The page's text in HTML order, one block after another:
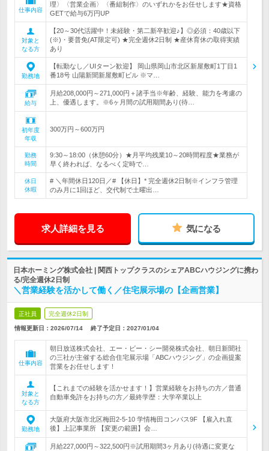
仕事内容
理〉〈営業企画〉〈番組制作〉のいずれかをお任せします★資格
GETで給与6万円UP
対象と
なる方
【20～30代活躍中！未経験・第二新卒歓迎♪】◎必須：40歳以下
(※)・要普免(AT限定可) ★完全週休2日制 ★産休育休の取得実績
あり
勤務地
【転勤なし／UIターン歓迎】 岡山県岡山市北区新屋敷町1丁目1
番18号 山陽新聞新屋敷町ビル ※マ…
給与
月給208,000円～271,000円＋諸手当※年齢、経験、能力を考慮の
上、優遇します。※6ヶ月間の試用期間あり(待…
初年度
年収
300万円～600万円
勤務
時間
9:30～18:00（休憩60分）★月平均残業10～20時間程度★業務が
早く終われば、なるべく定時で…
休日
休暇
# ＼年間休日120日／# 【休日】* 完全週休2日制※インフラ管理
のみ月に1回ほど、交代制で土曜出…
求人詳細を見る 気になる
日本ホーミング株式会社 | 関西トップクラスのシェアABCハウジングに携わ
る/完全週休2日制
＼営業経験を活かして働く／住宅展示場の【企画営業】
正社員 完全週休2日制
情報更新日：2026/07/14 終了予定日： 2027/01/04
仕事内容
朝日放送株式会社、エー・ビー・シー開発株式会社、朝日新聞社
の三社が主催する総合住宅展示場「ABCハウジング」の企画提案
営業をお任せします！
対象と
なる方
【これまでの経験を活かせます！】営業経験をお持ちの方／普通
自動車免許をお持ちの方／最終学歴：大学卒業以上
勤務地
大阪府大阪市北区梅田2-5-10 学情梅田コンパス9F 【雇入れ直
後】上記事業所 【変更の範囲】会…
月給227,000円～322,500円※試用期間3ヶ月あり(待遇に変更な